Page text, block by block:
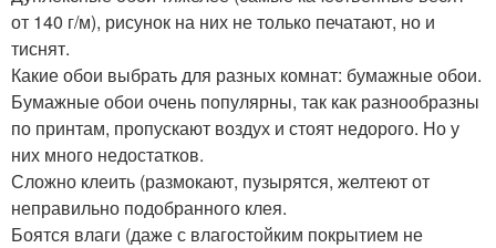
от 140 г/м), рисунок на них не только печатают, но и
тиснят.
Какие обои выбрать для разных комнат: бумажные обои.
Бумажные обои очень популярны, так как разнообразны
по принтам, пропускают воздух и стоят недорого. Но у
них много недостатков.
Сложно клеить (размокают, пузырятся, желтеют от
неправильно подобранного клея.
Боятся влаги (даже с влагостойким покрытием не